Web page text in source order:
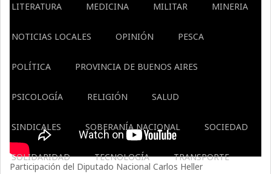
LITERATURA MEDICINA MILITAR MINERIA
NOTICIAS LOCALES OPINIÓN PESCA
POLÍTICA PROVINCIA DE BUENOS AIRES
PSICOLOGÍA RELIGIÓN SALUD
SINDICALES SOBERANÍA NACIONAL SOCIEDAD
SOLIDARIDAD TECNOLOGÍA TRANSPORTE
Participación del Diputado Nacional Carlos Heller